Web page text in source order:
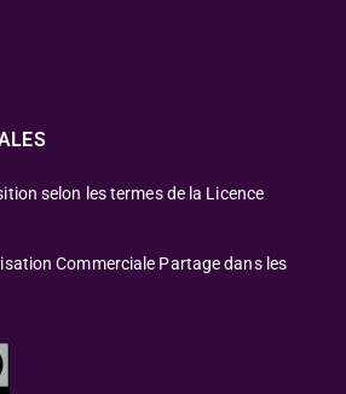
selon les termes de la Licence
Commerciale Partage dans les